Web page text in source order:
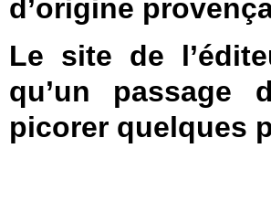
d’origine
Le site de
qu’un passage
picorer quelques